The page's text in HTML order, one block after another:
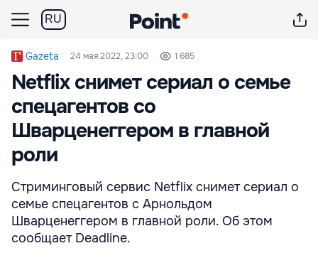
RU
Gazeta 24 мая 2022, 23:00 1 685
Netflix снимет сериал о семье
спецагентов со
Шварценеггером в главной
роли
Стриминговый сервис Netflix снимет сериал о
семье спецагентов с Арнольдом
Шварценеггером в главной роли. Об этом
сообщает Deadline.